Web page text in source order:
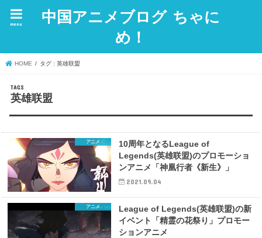
中国アニメブログ ちゃに
め！
menu
HOME タグ : 英雄联盟
英雄联盟
アニメ
10周年となるLeague of
Legends(英雄联盟)のプロモーショ
ンアニメ「神凰行者《新生》」
2021.09.04
アニメ
League of Legends(英雄联盟)の新
イベント「精霊の花祭り」プロモー
ションアニメ